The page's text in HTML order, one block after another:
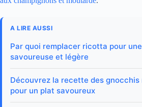
A LIRE AUSSI
Par quoi remplacer ricotta pour
savoureuse et légère
Découvrez la recette des gnocchis
pour un plat savoureux